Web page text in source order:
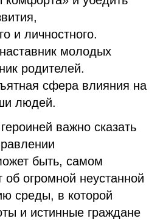
и личностного.
молодых
родителей.
сфера влияния на
людей.
важно сказать
быть, самом
огромной неустанной
среды, в которой
и истинные граждане